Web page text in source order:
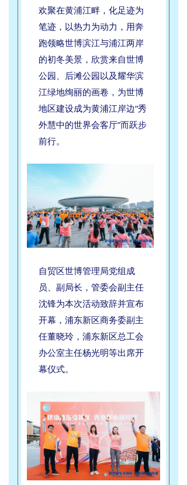
欢聚在黄浦江畔，化足迹为
笔迹，以热力为动力，用奔
跑领略世博滨江与浦江两岸
的初冬美景，欣赏来自世博
公园、后滩公园以及耀华滨
江绿地绚丽的画卷，为世博
地区建设成为黄浦江岸边“秀
外慧中的世界会客厅”而跃步
前行。
自贸区世博管理局党组成
员、副局长，管委会副主任
沈锋为本次活动致辞并宣布
开幕，浦东新区商务委副主
任董晓玲，浦东新区总工会
办公室主任杨光明等出席开
幕仪式。